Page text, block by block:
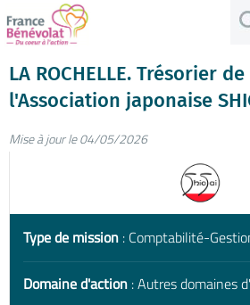
LA ROCHELLE. Trésorier de
l'Association japonaise
Mise à jour le 04/05/2026
Type de mission : Comptabilité-
Domaine d'action : Autres domaines